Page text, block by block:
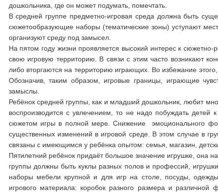
дошкольника, где он может подумать, помечтать.
В средней группе предметно-игровая среда должна быть
сюжетообразующие наборы (тематические зоны) уступают
организуют среду под замысел.
На пятом году жизни проявляется высокий интерес к сюжетно-
свою игровую территорию. В связи с этим часто возникают
либо вторгаются на территорию играющих. Во избежание
Обозначив, таким образом, игровые границы, играющие
замыслы.
Ребёнок средней группы, как и младший дошкольник, любит
воспроизводится с увлечением, то не надо побуждать детей
сюжетом игры в полной мере. Снижение эмоционального
существенных изменений в игровой среде. В этом случае в
связаны с имеющимся у ребёнка опытом: семья, магазин,
Пятилетний ребёнок придаёт большое значение игрушке, она
группы должны быть куклы разных полов и профессий,
наборы мебели крупной и для игр на столе, посуды,
игрового материала: коробок разного размера и различной